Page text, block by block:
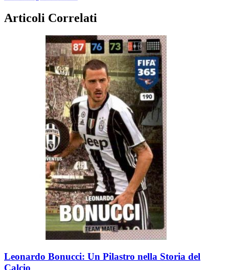
Articoli Correlati
Leonardo Bonucci: Un Pilastro nella Storia del
Calcio